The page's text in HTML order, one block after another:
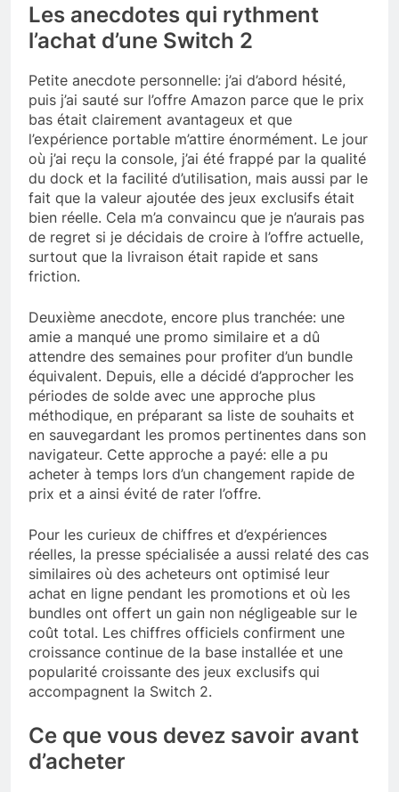
Les anecdotes qui rythment
l’achat d’une Switch 2
Petite anecdote personnelle: j’ai d’abord hésité,
puis j’ai sauté sur l’offre Amazon parce que le prix
bas était clairement avantageux et que
l’expérience portable m’attire énormément. Le jour
où j’ai reçu la console, j’ai été frappé par la qualité
du dock et la facilité d’utilisation, mais aussi par le
fait que la valeur ajoutée des jeux exclusifs était
bien réelle. Cela m’a convaincu que je n’aurais pas
de regret si je décidais de croire à l’offre actuelle,
surtout que la livraison était rapide et sans
friction.
Deuxième anecdote, encore plus tranchée: une
amie a manqué une promo similaire et a dû
attendre des semaines pour profiter d’un bundle
équivalent. Depuis, elle a décidé d’approcher les
périodes de solde avec une approche plus
méthodique, en préparant sa liste de souhaits et
en sauvegardant les promos pertinentes dans son
navigateur. Cette approche a payé: elle a pu
acheter à temps lors d’un changement rapide de
prix et a ainsi évité de rater l’offre.
Pour les curieux de chiffres et d’expériences
réelles, la presse spécialisée a aussi relaté des cas
similaires où des acheteurs ont optimisé leur
achat en ligne pendant les promotions et où les
bundles ont offert un gain non négligeable sur le
coût total. Les chiffres officiels confirment une
croissance continue de la base installée et une
popularité croissante des jeux exclusifs qui
accompagnent la Switch 2.
Ce que vous devez savoir avant
d’acheter